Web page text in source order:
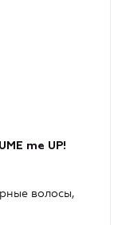
me UP!
волосы,